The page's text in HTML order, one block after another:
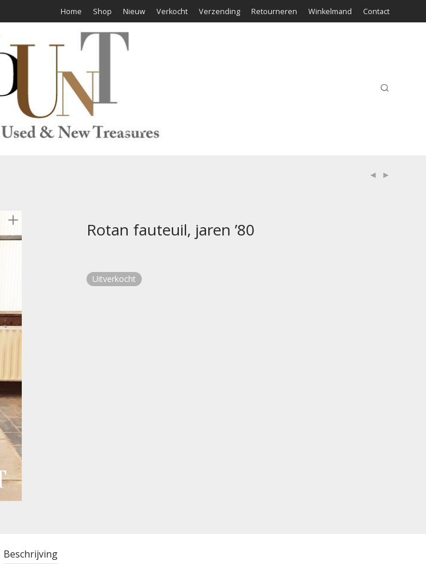
Home Shop Nieuw Verkocht Verzending Retourneren Winkelmand Contact
Rotan fauteuil, jaren ’80
Uitverkocht
Beschrijving